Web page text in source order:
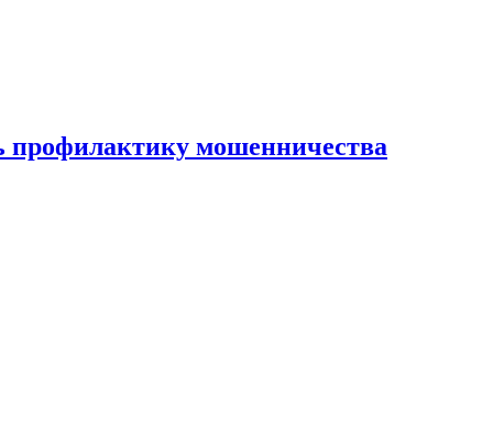
профилактику мошенничества